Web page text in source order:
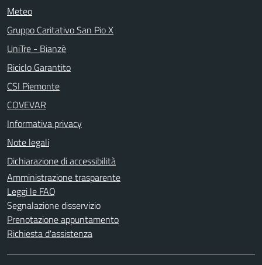
Meteo
Gruppo Caritativo San Pio X
UniTre - Bianzè
Riciclo Garantito
CSI Piemonte
COVEVAR
Informativa privacy
Note legali
Dichiarazione di accessibilità
Amministrazione trasparente
Leggi le FAQ
Segnalazione disservizio
Prenotazione appuntamento
Richiesta d'assistenza